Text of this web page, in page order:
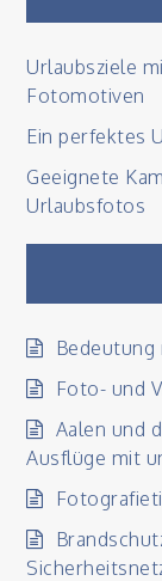
Urlaubsziele
Fotomotiven
Ein perfektes
Geeignete
Urlaubsfotos
Foto- und
Aalen und
Ausflüge mit